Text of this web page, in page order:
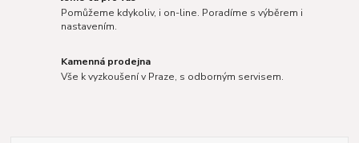
Pomůžeme kdykoliv, i on-line. Poradíme s výběrem i
nastavením.
Kamenná prodejna
Vše k vyzkoušení v Praze, s odborným servisem.